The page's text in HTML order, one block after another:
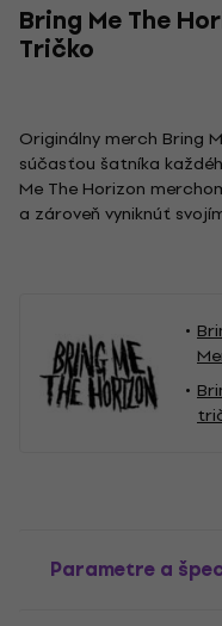
Bring Me The
Tričko
Originálny merch Bring
súčasťou šatníka
Me The Horizon
a zároveň vyniknúť
Parametre a